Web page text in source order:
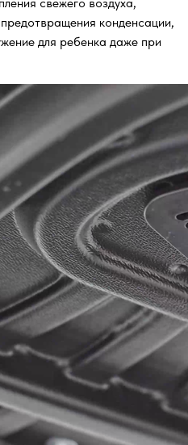
конденсации,
для ребенка даже при